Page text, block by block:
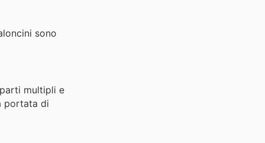
sono
multipli e
portata di